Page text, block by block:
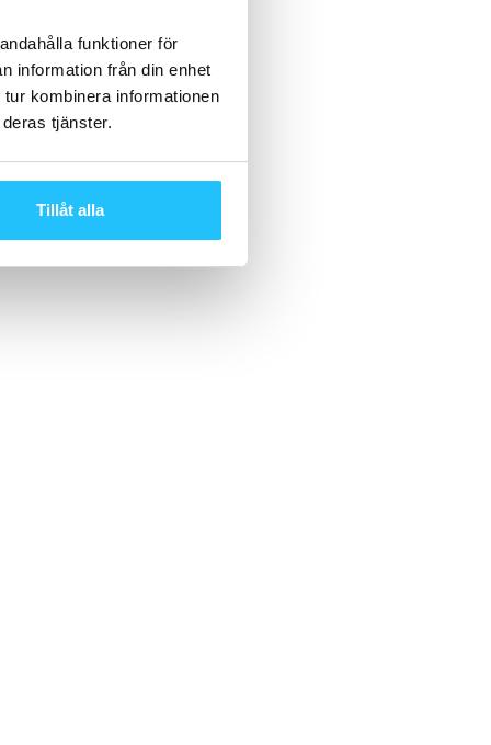
funktioner för
information från din enhet
kombinera informationen
tjänster.
Tillåt alla